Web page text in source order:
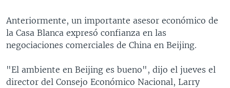
Anteriormente, un importante asesor económico de
la Casa Blanca expresó confianza en las
negociaciones comerciales de China en Beijing.
"El ambiente en Beijing es bueno", dijo el jueves el
director del Consejo Económico Nacional, Larry